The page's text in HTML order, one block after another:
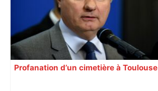
Profanation d’un cimetière à Toulouse